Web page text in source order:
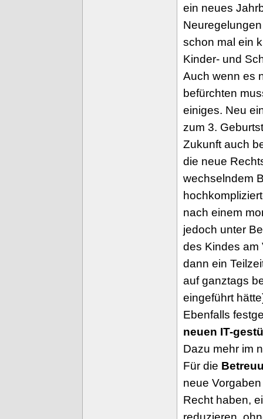
ein neues
schon mal ein
Kinder- und
Auch wenn es
befürchten
einiges. Neu
zum 3.
Zukunft auch
die neue
wechselndem
nach einem
jedoch unter
des Kindes am
dann ein
auf ganztags
eingeführt
Ebenfalls
neuen IT-
Dazu mehr im
Für die
neue
Recht haben,